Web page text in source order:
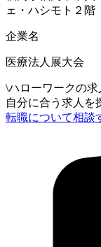
ェ・ハシモト２
企業名
医療法人展大会
\ハローワークの
自分に合う求人を
転職について相談